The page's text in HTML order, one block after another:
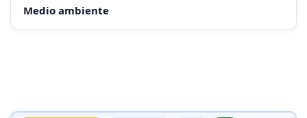
Medio ambiente